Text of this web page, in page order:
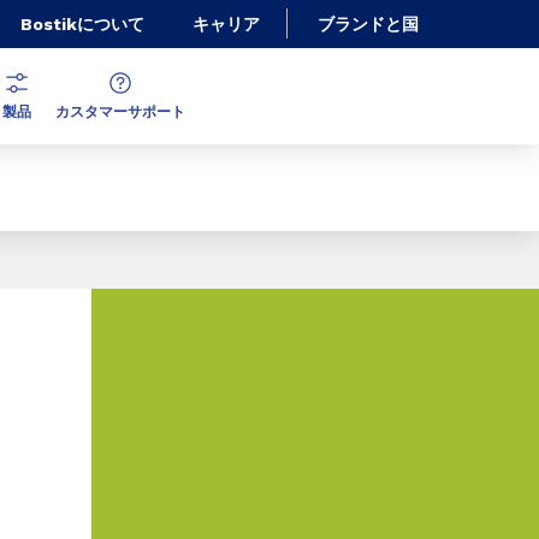
Bostikについて キャリア ブランドと国
製品 カスタマーサポート